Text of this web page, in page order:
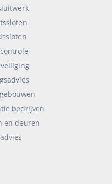
bedrijven
en deuren